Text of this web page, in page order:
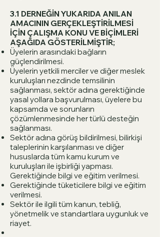
3.1 DERNEĞİN YUKARIDA ANILAN
AMACININ GERÇEKLEŞTİRİLMESİ
İÇİN ÇALIŞMA KONU VE BİÇİMLERİ
AŞAĞIDA GÖSTERİLMİŞTİR;
Üyelerin arasındaki bağların
güçlendirilmesi.
Üyelerin yetkili merciler ve diğer meslek
kuruluşları nezdinde temsilinin
sağlanması, sektör adına gerektiğinde
yasal yollara başvurulması, üyelere bu
kapsamda ve sorunların
çözümlenmesinde her türlü desteğin
sağlanması.
Sektör adına görüş bildirilmesi, bilirkişi
taleplerinin karşılanması ve diğer
hususlarda tüm kamu kurum ve
kuruluşları ile işbirliği yapması.
Gerektiğinde bilgi ve eğitim verilmesi.
Gerektiğinde tüketicilere bilgi ve eğitim
verilmesi.
Sektör ile ilgili tüm kanun, tebliğ,
yönetmelik ve standartlara uygunluk ve
riayet.